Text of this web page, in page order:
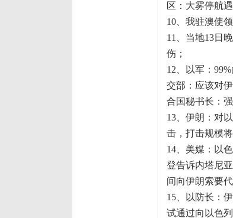
区：大雾停航
10、我驻澳使
11、当地13日
伤；
12、以军：
交部：应该对
合国秘书长：强
13、伊朗：对
击，打击规模
14、美媒：以
登告诉内塔尼
间向伊朗索要代
15、以防长：
试通过向以色